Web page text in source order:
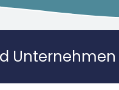
Unternehmen